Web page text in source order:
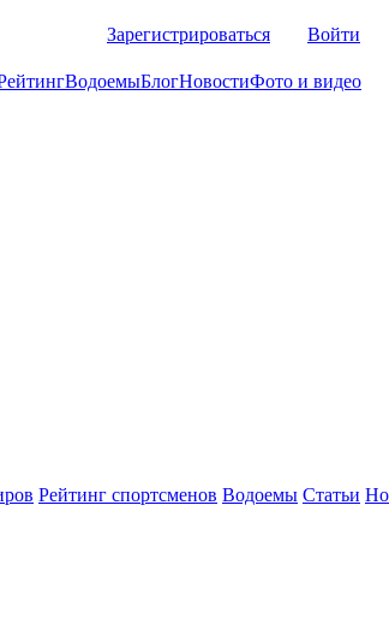
Зарегистрироваться Войти
ВодоемыБлогНовостиФото и видео
Рейтинг спортсменов Водоемы Статьи